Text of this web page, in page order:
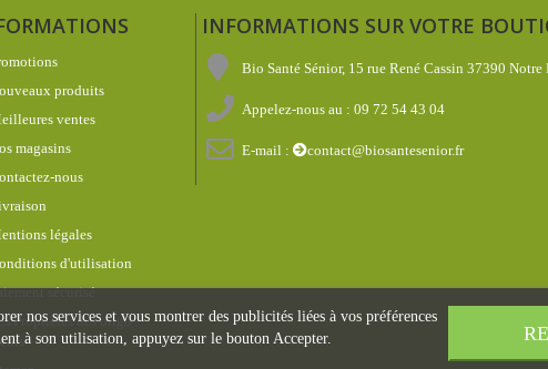
produits
ventes
magasins
nous
légales
d'utilisation
sécurisé
Propriétés des oligo
INFORMATIONS SUR VOTRE
Bio Santé Sénior, 15 rue René Cassin 37390 Notre
Appelez-nous au :09 72 54 43 04
E-mail : contact@biosantesenior.fr
nos services et vous montrer des publicités liées à vos préférences
à son utilisation, appuyez sur le bouton Accepter.